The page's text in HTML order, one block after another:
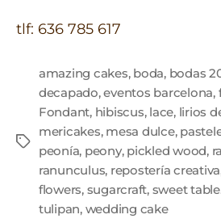
tlf: 636 785 617
amazing cakes, boda, bodas
decapado,eventos barcelona,
Fondant, hibiscus, lace, lirios
mericakes, mesa dulce,
peonía, peony, pickled wood,
ranunculus, repostería creativa
flowers, sugarcraft, sweet
tulipan, wedding cake